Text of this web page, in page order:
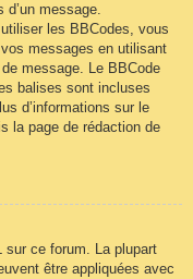
d’un message.
les BBCodes, vous
messages en utilisant
de message. Le BBCode
balises sont incluses
d’informations sur le
la page de rédaction de
sur ce forum. La plupart
être appliquées avec